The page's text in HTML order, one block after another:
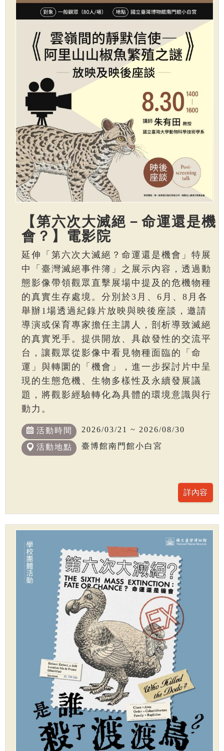
【第六次大滅絕－命運還是機
會？】電影院
延伸「第六次大滅絕？命運還是機會」特展
中「臺灣滅絕事件簿」之展示內容，透過動
態影像帶領觀眾直擊展場中提及的危機物種
的真實生存處境。分別於3月、6月、8月各
舉辦1場透過紀錄片放映與映後座談，邀請
導演或保育專家擔任主講人，剖析導致滅絕
的真實兇手。提供開放、具啟發性的交流平
台，讓觀眾從影像中看見物種面臨的「命
運」與轉圜的「機會」，進一步探討片中呈
現的生態危機、生物多樣性及永續發展議
題，將觀影經驗轉化為具體的環境意識與行
動力。
活動時間 2026/03/21 ~ 2026/08/30
活動地點 臺博館南門館小白宮